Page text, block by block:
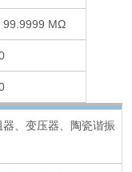
99.9999 MΩ
、变压器、陶瓷谐振